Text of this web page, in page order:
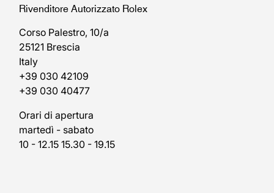
Rivenditore Autorizzato Rolex
Corso Palestro, 10/a
25121 Brescia
Italy
+39 030 42109
+39 030 40477
Orari di apertura
martedì - sabato
10 - 12.15 15.30 - 19.15